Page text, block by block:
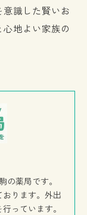
識した賢いお
地よい家族の
の薬局です。
ります。外出
っています。